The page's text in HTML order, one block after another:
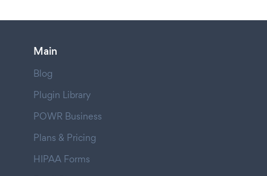
Main
Blog
Plugin Library
POWR Business
Plans & Pricing
HIPAA Forms